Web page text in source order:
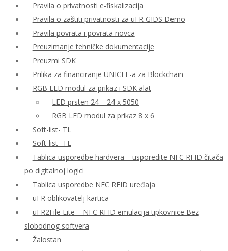
Pravila o privatnosti e-fiskalizacija
Pravila o zaštiti privatnosti za uFR GIDS Demo
Pravila povrata i povrata novca
Preuzimanje tehničke dokumentacije
Preuzmi SDK
Prilika za financiranje UNICEF-a za Blockchain
RGB LED modul za prikaz i SDK alat
LED prsten 24 – 24 x 5050
RGB LED modul za prikaz 8 x 6
Soft-list- TL
Soft-list- TL
Tablica usporedbe hardvera – usporedite NFC RFID čitača
po digitalnoj logici
Tablica usporedbe NFC RFID uređaja
uFR oblikovatelj kartica
uFR2File Lite – NFC RFID emulacija tipkovnice Bez
slobodnog softvera
Žalostan